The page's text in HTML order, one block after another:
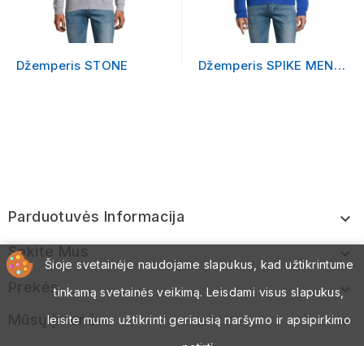
Džemperis STONE
Džemperis SPIKE MEN
Parduotuvės Informacija 
Sekite Mus
Prekės 
Mūsų Įmonė 
Šioje svetainėje naudojame slapukus, kad užtikrintume
tinkamą svetainės veikimą. Leisdami visus slapukus,
leisite mums užtikrinti geriausią naršymo ir apsipirkimo